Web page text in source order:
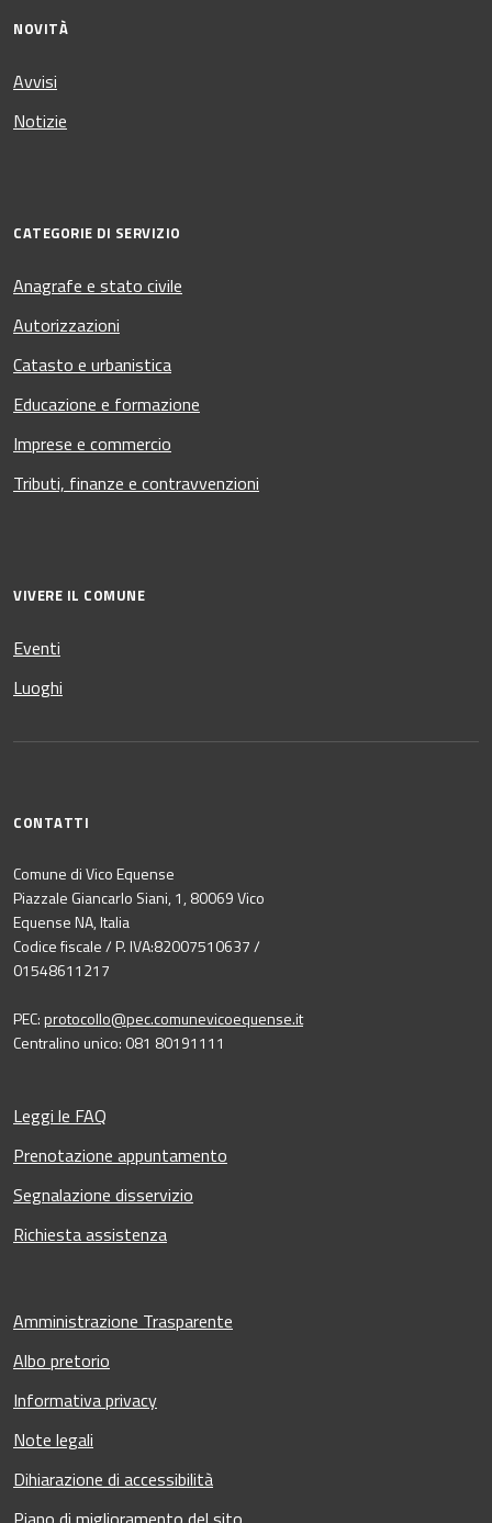
NOVITÀ
Avvisi
Notizie
CATEGORIE DI SERVIZIO
Anagrafe e stato civile
Autorizzazioni
Catasto e urbanistica
Educazione e formazione
Imprese e commercio
Tributi, finanze e contravvenzioni
VIVERE IL COMUNE
Eventi
Luoghi
CONTATTI
Comune di Vico Equense
Piazzale Giancarlo Siani, 1, 80069 Vico
Equense NA, Italia
Codice fiscale / P. IVA:82007510637 /
01548611217
PEC:protocollo@pec.comunevicoequense.it
Centralino unico: 081 80191111
Leggi le FAQ
Prenotazione appuntamento
Segnalazione disservizio
Richiesta assistenza
Amministrazione Trasparente
Albo pretorio
Informativa privacy
Note legali
Dihiarazione di accessibilità